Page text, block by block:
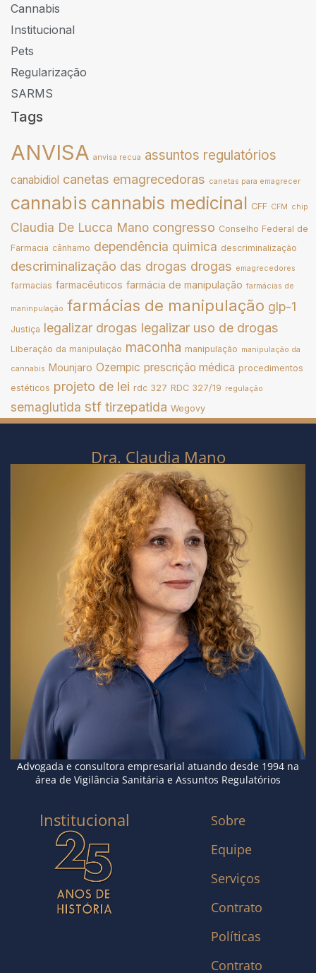
Cannabis
Institucional
Pets
Regularização
SARMS
Tags
ANVISA anvisa recua assuntos regulatórios
canabidiol canetas emagrecedoras canetas para emagrecer
cannabis cannabis medicinal CFF CFM chip
Claudia De Lucca Mano congresso Conselho Federal de
Farmacia cânhamo dependência quimica descriminalização
descriminalização das drogas drogas emagrecedores
farmacias farmacêuticos farmácia de manipulação farmácias de
maninpulação farmácias de manipulação glp-1
Justiça legalizar drogas legalizar uso de drogas
Liberação da manipulação maconha manipulação manipulação da
cannabis Mounjaro Ozempic prescrição médica procedimentos
estéticos projeto de lei rdc 327 RDC 327/19 regulação
semaglutida stf tirzepatida Wegovy
Dra. Claudia Mano
Advogada e consultora empresarial atuando desde 1994 na
área de Vigilância Sanitária e Assuntos Regulatórios
Institucional
Sobre
Equipe
Serviços
Contrato
Políticas
Contrato